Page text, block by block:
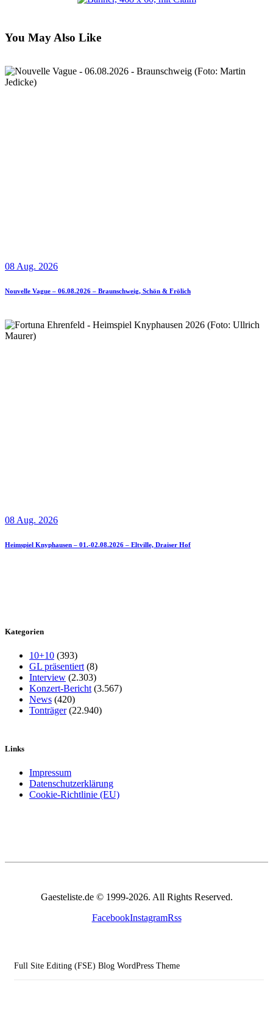
You May Also Like
08 Aug. 2026
Nouvelle Vague – 06.08.2026 – Braunschweig, Schön & Frölich
08 Aug. 2026
Heimspiel Knyphausen – 01.-02.08.2026 – Eltville, Draiser Hof
Kategorien
10+10 (393)
GL präsentiert (8)
Interview (2.303)
Konzert-Bericht (3.567)
News (420)
Tonträger(22.940)
Links
Impressum
Datenschutzerklärung
Cookie-Richtlinie (EU)
Gaesteliste.de © 1999-2026. All Rights Reserved.
FacebookInstagramRss
Full Site Editing (FSE) Blog WordPress Theme